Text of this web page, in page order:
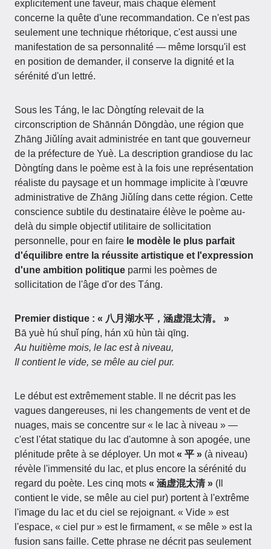
explicitement une faveur, mais chaque élément
concerne la quête d'une recommandation. Ce n'est pas
seulement une technique rhétorique, c'est aussi une
manifestation de sa personnalité — même lorsqu'il est
en position de demander, il conserve la dignité et la
sérénité d'un lettré.
Sous les Táng, le lac Dòngtíng relevait de la
circonscription de Shānnán Dōngdào, une région que
Zhāng Jiǔlíng avait administrée en tant que gouverneur
de la préfecture de Yuè. La description grandiose du lac
Dòngtíng dans le poème est à la fois une représentation
réaliste du paysage et un hommage implicite à l'œuvre
administrative de Zhāng Jiǔlíng dans cette région. Cette
conscience subtile du destinataire élève le poème au-
delà du simple objectif utilitaire de sollicitation
personnelle, pour en faire le modèle le plus parfait
d'équilibre entre la réussite artistique et l'expression
d'une ambition politique parmi les poèmes de
sollicitation de l'âge d'or des Táng.
Premier distique : « 八月湖水平，涵虚混太清。 »
Bā yuè hú shuǐ píng, hán xū hùn tài qīng.
Au huitième mois, le lac est à niveau,
Il contient le vide, se mêle au ciel pur.
Le début est extrêmement stable. Il ne décrit pas les
vagues dangereuses, ni les changements de vent et de
nuages, mais se concentre sur « le lac à niveau » —
c'est l'état statique du lac d'automne à son apogée, une
plénitude prête à se déployer. Un mot« 平 » (à niveau)
révèle l'immensité du lac, et plus encore la sérénité du
regard du poète. Les cinq mots « 涵虚混太清 » (Il
contient le vide, se mêle au ciel pur) portent à l'extrême
l'image du lac et du ciel se rejoignant. « Vide » est
l'espace, « ciel pur » est le firmament, « se mêle » est la
fusion sans faille. Cette phrase ne décrit pas seulement